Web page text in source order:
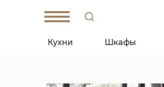
Кухни Шкафы